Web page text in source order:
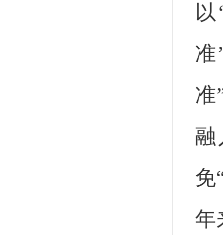
准
准
免
年